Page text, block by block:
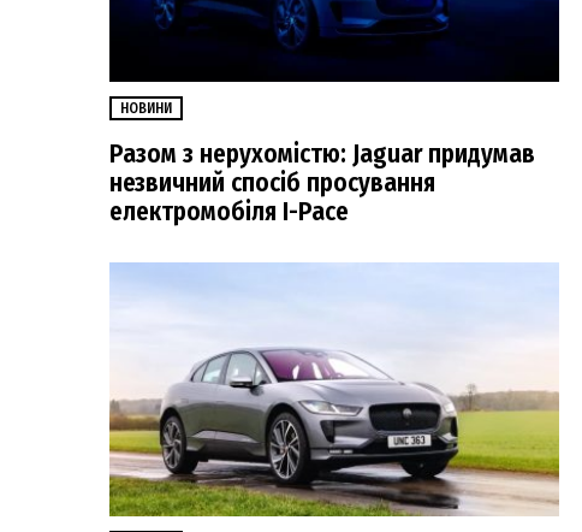
НОВИНИ
Разом з нерухомістю: Jaguar придумав
незвичний спосіб просування
електромобіля I-Pace